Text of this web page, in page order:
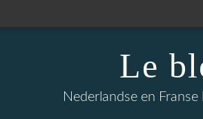
Le
Nederlandse en